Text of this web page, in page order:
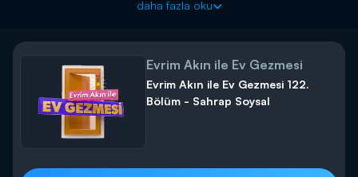
daha fazla oku
Evrim Akın ile Ev Gezmesi
Evrim Akın ile Ev Gezmesi 122.
Bölüm - Sahrap Soysal